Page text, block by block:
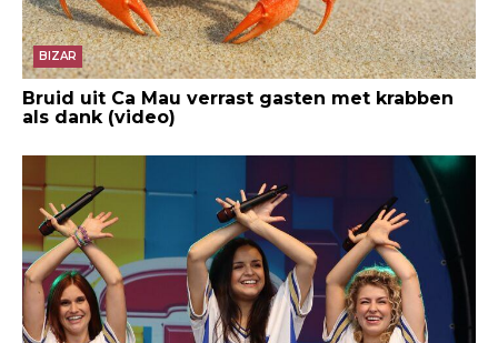
BIZAR
Bruid uit Ca Mau verrast gasten met krabben
als dank (video)